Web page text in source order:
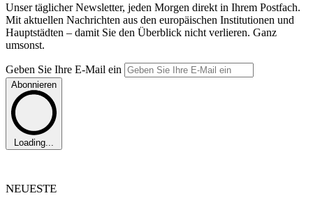
Unser täglicher Newsletter, jeden Morgen direkt in Ihrem Postfach.
Mit aktuellen Nachrichten aus den europäischen Institutionen und
Hauptstädten – damit Sie den Überblick nicht verlieren. Ganz
umsonst.
Geben Sie Ihre E-Mail ein
Abonnieren
Loading...
NEUESTE